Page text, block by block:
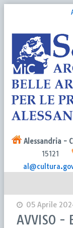
Alessandria -
15121
05 Aprile
AVVISO -